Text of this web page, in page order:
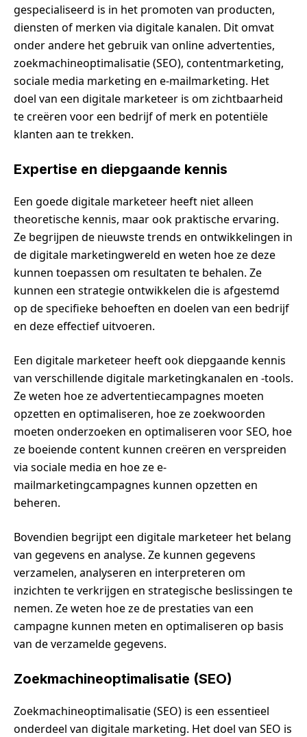
gespecialiseerd is in het promoten van producten,
diensten of merken via digitale kanalen. Dit omvat
onder andere het gebruik van online advertenties,
zoekmachineoptimalisatie (SEO), contentmarketing,
sociale media marketing en e-mailmarketing. Het
doel van een digitale marketeer is om zichtbaarheid
te creëren voor een bedrijf of merk en potentiële
klanten aan te trekken.
Expertise en diepgaande kennis
Een goede digitale marketeer heeft niet alleen
theoretische kennis, maar ook praktische ervaring.
Ze begrijpen de nieuwste trends en ontwikkelingen in
de digitale marketingwereld en weten hoe ze deze
kunnen toepassen om resultaten te behalen. Ze
kunnen een strategie ontwikkelen die is afgestemd
op de specifieke behoeften en doelen van een bedrijf
en deze effectief uitvoeren.
Een digitale marketeer heeft ook diepgaande kennis
van verschillende digitale marketingkanalen en -tools.
Ze weten hoe ze advertentiecampagnes moeten
opzetten en optimaliseren, hoe ze zoekwoorden
moeten onderzoeken en optimaliseren voor SEO, hoe
ze boeiende content kunnen creëren en verspreiden
via sociale media en hoe ze e-
mailmarketingcampagnes kunnen opzetten en
beheren.
Bovendien begrijpt een digitale marketeer het belang
van gegevens en analyse. Ze kunnen gegevens
verzamelen, analyseren en interpreteren om
inzichten te verkrijgen en strategische beslissingen te
nemen. Ze weten hoe ze de prestaties van een
campagne kunnen meten en optimaliseren op basis
van de verzamelde gegevens.
Zoekmachineoptimalisatie (SEO)
Zoekmachineoptimalisatie (SEO) is een essentieel
onderdeel van digitale marketing. Het doel van SEO is